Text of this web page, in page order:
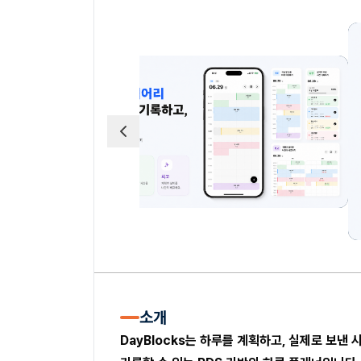
소개
DayBlocks는 하루를 계획하고, 실제로 보낸